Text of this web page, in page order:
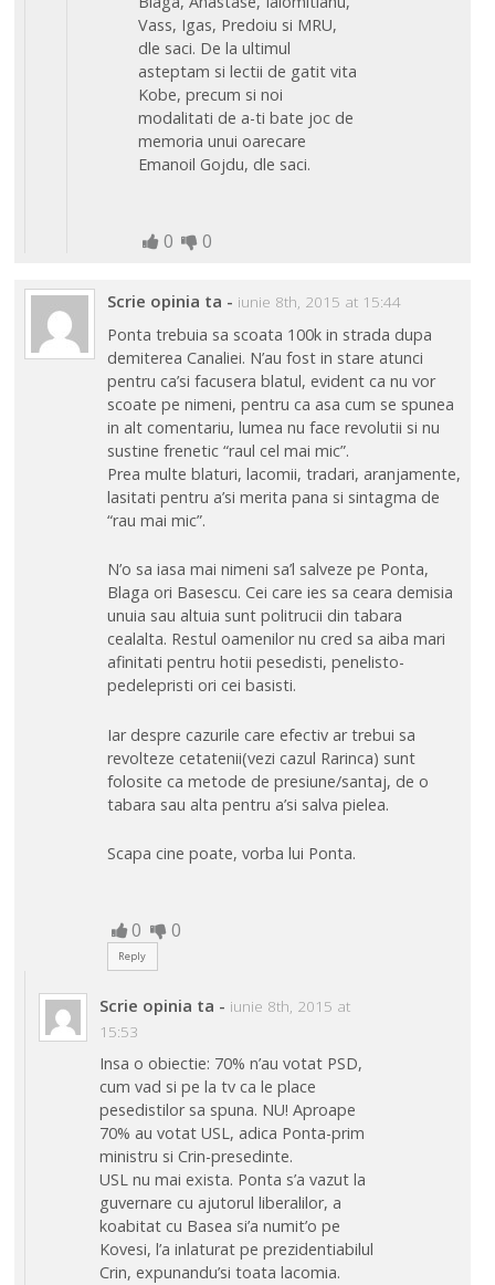
Vass, Igas, Predoiu si MRU,
dle saci. De la ultimul
asteptam si lectii de gatit vita
Kobe, precum si noi
modalitati de a-ti bate joc de
memoria unui oarecare
Emanoil Gojdu, dle saci.
0 0
Scrie opinia ta - iunie 8th, 2015 at 15:44
Ponta trebuia sa scoata 100k in strada dupa
demiterea Canaliei. N’au fost in stare atunci
pentru ca’si facusera blatul, evident ca nu vor
scoate pe nimeni, pentru ca asa cum se spunea
in alt comentariu, lumea nu face revolutii si nu
sustine frenetic “raul cel mai mic”.
Prea multe blaturi, lacomii, tradari, aranjamente,
lasitati pentru a’si merita pana si sintagma de
“rau mai mic”.
N’o sa iasa mai nimeni sa’l salveze pe Ponta,
Blaga ori Basescu. Cei care ies sa ceara demisia
unuia sau altuia sunt politrucii din tabara
cealalta. Restul oamenilor nu cred sa aiba mari
afinitati pentru hotii pesedisti, penelisto-
pedelepristi ori cei basisti.
Iar despre cazurile care efectiv ar trebui sa
revolteze cetatenii(vezi cazul Rarinca) sunt
folosite ca metode de presiune/santaj, de o
tabara sau alta pentru a’si salva pielea.
Scapa cine poate, vorba lui Ponta.
0 0
Reply
Scrie opinia ta - iunie 8th, 2015 at
15:53
Insa o obiectie: 70% n’au votat PSD,
cum vad si pe la tv ca le place
pesedistilor sa spuna. NU! Aproape
70% au votat USL, adica Ponta-prim
ministru si Crin-presedinte.
USL nu mai exista. Ponta s’a vazut la
guvernare cu ajutorul liberalilor, a
koabitat cu Basea si’a numit’o pe
Kovesi, l’a inlaturat pe prezidentiabilul
Crin, expunandu’si toata lacomia.